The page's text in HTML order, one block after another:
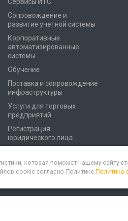
Сопровождение и
развитие учетной системы
Корпоративные
автоматизированные
системы
Обучение
Поставка и сопровождение
инфраструктуры
Услуги для торговых
предприятий
Регистрация
юридического лица
которая поможет нашему сайту
cookie согласно ПолитикеПолитика